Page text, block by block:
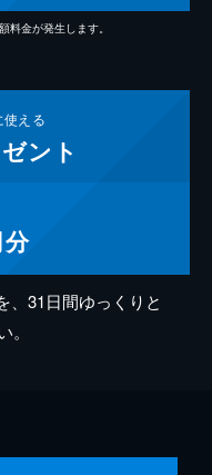
金が発生します。
使える
ント
、31日間ゆっくりと